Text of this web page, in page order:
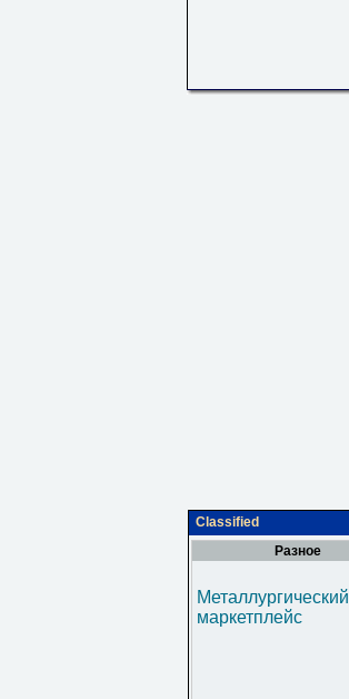
Classified
Разное
Металлургический
маркетплейс